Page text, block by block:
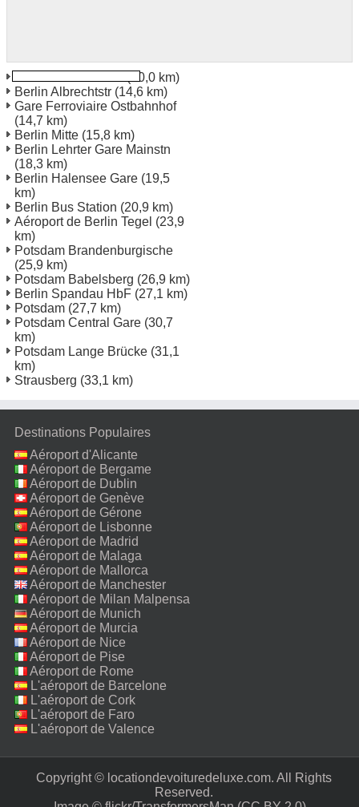
(10,0 km)
Berlin Albrechtstr (14,6 km)
Gare Ferroviaire Ostbahnhof
(14,7 km)
Berlin Mitte (15,8 km)
Berlin Lehrter Gare Mainstn
(18,3 km)
Berlin Halensee Gare (19,5
km)
Berlin Bus Station (20,9 km)
Aéroport de Berlin Tegel (23,9
km)
Potsdam Brandenburgische
(25,9 km)
Potsdam Babelsberg (26,9 km)
Berlin Spandau HbF (27,1 km)
Potsdam (27,7 km)
Potsdam Central Gare (30,7
km)
Potsdam Lange Brücke (31,1
km)
Strausberg (33,1 km)
Destinations Populaires
Aéroport d'Alicante
Aéroport de Bergame
Aéroport de Dublin
Aéroport de Genève
Aéroport de Gérone
Aéroport de Lisbonne
Aéroport de Madrid
Aéroport de Malaga
Aéroport de Mallorca
Aéroport de Manchester
Aéroport de Milan Malpensa
Aéroport de Munich
Aéroport de Murcia
Aéroport de Nice
Aéroport de Pise
Aéroport de Rome
Fiumicino
L'aéroport de Barcelone
L'aéroport de Cork
L'aéroport de Faro
L'aéroport de Valence
Copyright © locationdevoituredeluxe.com. All Rights
Reserved.‎